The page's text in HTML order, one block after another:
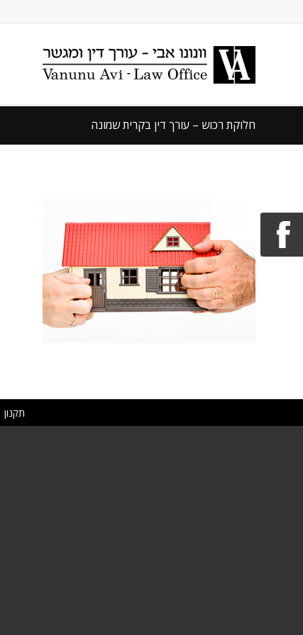
חלוקת רכוש – עורך דין בקרית שמונה
תקנון